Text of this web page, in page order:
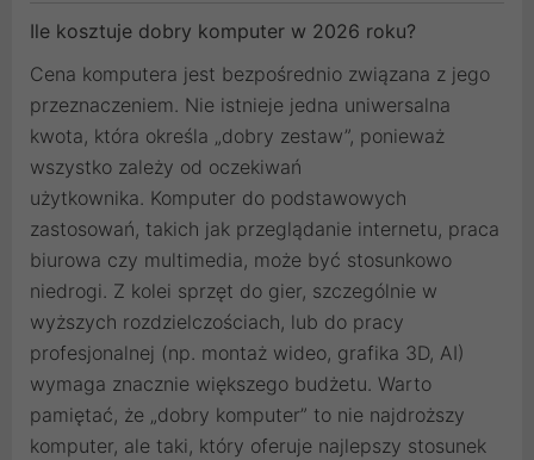
Ile kosztuje dobry komputer w 2026 roku?
Cena komputera jest bezpośrednio związana z jego
przeznaczeniem. Nie istnieje jedna uniwersalna
kwota, która określa „dobry zestaw”, ponieważ
wszystko zależy od oczekiwań
użytkownika. Komputer do podstawowych
zastosowań, takich jak przeglądanie internetu, praca
biurowa czy multimedia, może być stosunkowo
niedrogi. Z kolei sprzęt do gier, szczególnie w
wyższych rozdzielczościach, lub do pracy
profesjonalnej (np. montaż wideo, grafika 3D, AI)
wymaga znacznie większego budżetu. Warto
pamiętać, że „dobry komputer” to nie najdroższy
komputer, ale taki, który oferuje najlepszy stosunek